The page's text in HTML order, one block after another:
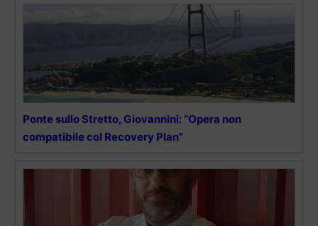
Ponte sullo Stretto, Giovannini: “Opera non
compatibile col Recovery Plan”